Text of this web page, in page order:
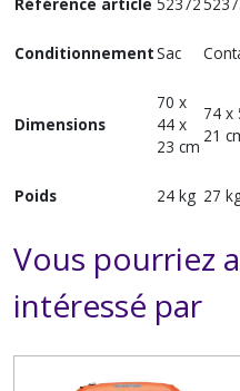
ConditionnementSac
Dimensions
70 x
44 x
23 cm
74 x
21
Poids 24 kg 27
Vous pourriez
intéressé par